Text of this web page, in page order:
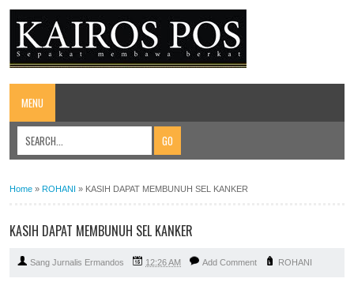
MENU
Home » ROHANI » KASIH DAPAT MEMBUNUH SEL KANKER
KASIH DAPAT MEMBUNUH SEL KANKER
Sang Jurnalis Ermandos 12:26 AM Add Comment ROHANI